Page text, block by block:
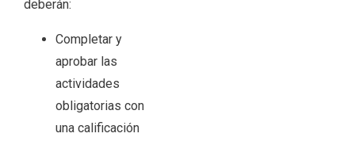
deberán:
Completar y
aprobar las
actividades
obligatorias con
una calificación